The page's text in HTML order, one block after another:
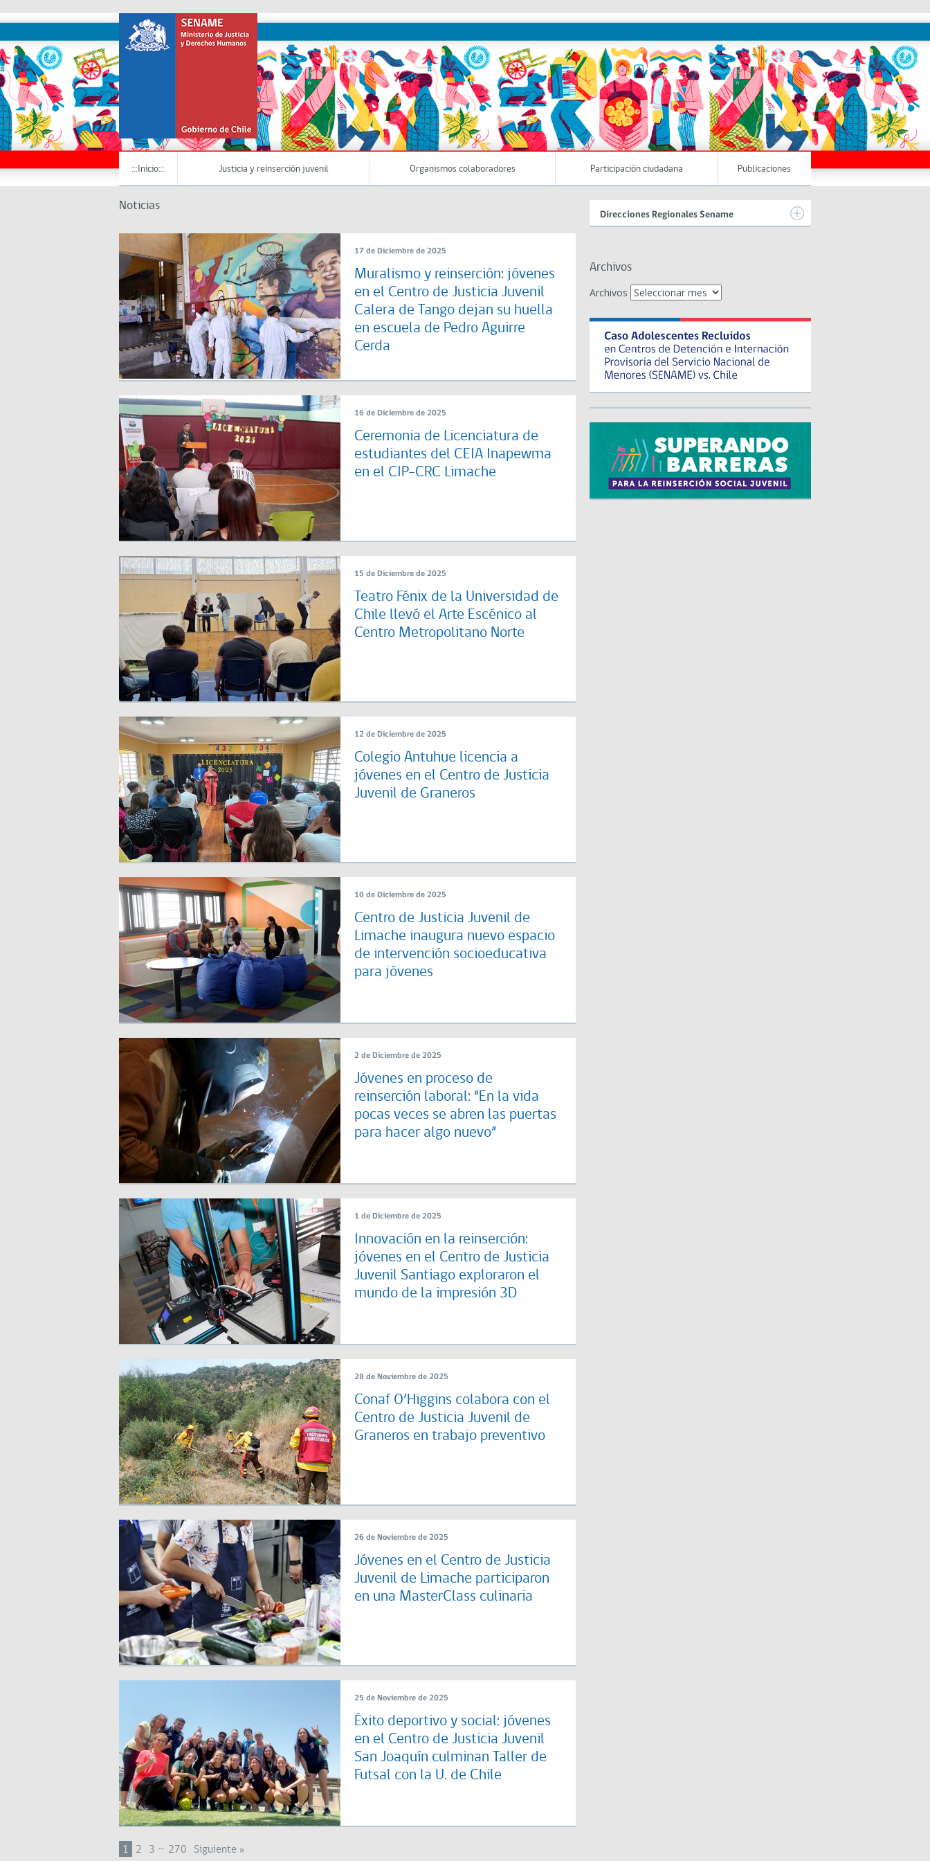
:::Inicio::: Justicia y reinserción juvenil Organismos colaboradores Participación ciudadana Publicaciones
Noticias
17 de Diciembre de 2025
Muralismo y reinserción: jóvenes
en el Centro de Justicia Juvenil
Calera de Tango dejan su huella
en escuela de Pedro Aguirre
Cerda
16 de Diciembre de 2025
Ceremonia de Licenciatura de
estudiantes del CEIA Inapewma
en el CIP-CRC Limache
15 de Diciembre de 2025
Teatro Fénix de la Universidad de
Chile llevó el Arte Escénico al
Centro Metropolitano Norte
12 de Diciembre de 2025
Colegio Antuhue licencia a
jóvenes en el Centro de Justicia
Juvenil de Graneros
10 de Diciembre de 2025
Centro de Justicia Juvenil de
Limache inaugura nuevo espacio
de intervención socioeducativa
para jóvenes
2 de Diciembre de 2025
Jóvenes en proceso de
reinserción laboral: “En la vida
pocas veces se abren las puertas
para hacer algo nuevo”
1 de Diciembre de 2025
Innovación en la reinserción:
jóvenes en el Centro de Justicia
Juvenil Santiago exploraron el
mundo de la impresión 3D
28 de Noviembre de 2025
Conaf O’Higgins colabora con el
Centro de Justicia Juvenil de
Graneros en trabajo preventivo
26 de Noviembre de 2025
Jóvenes en el Centro de Justicia
Juvenil de Limache participaron
en una MasterClass culinaria
25 de Noviembre de 2025
Éxito deportivo y social: jóvenes
en el Centro de Justicia Juvenil
San Joaquín culminan Taller de
Futsal con la U. de Chile
1 2 3 … 270 Siguiente »
Direcciones Regionales Sename
Archivos
Archivos